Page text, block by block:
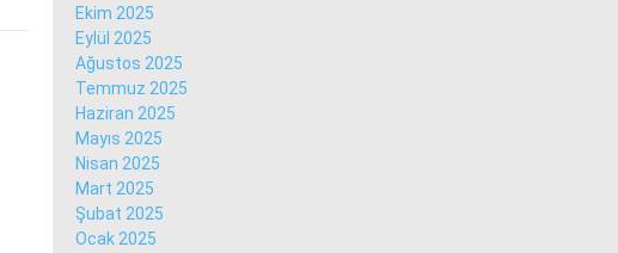
Ekim 2025
Eylül 2025
Ağustos 2025
Temmuz 2025
Haziran 2025
Mayıs 2025
Nisan 2025
Mart 2025
Şubat 2025
Ocak 2025